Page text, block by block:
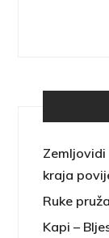
kraja
Ruke
Kapi –